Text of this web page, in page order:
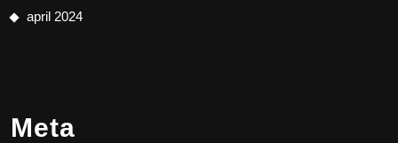
april 2024
Meta